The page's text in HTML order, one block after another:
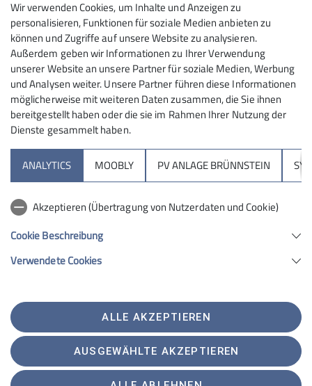
Maximale Teilnehmeranzahl
6
Sektion
Hochrieshütte
Sektion Rosenheim des Deutschen Alpenvereins e.V.
Telefon +4980312716030
Datenschutz-Einstellungen
Datenschutz
Impressum
Wir verwenden Cookies, um Inhalte und Anzeigen zu
personalisieren, Funktionen für soziale Medien anbieten zu
können und Zugriffe auf unsere Website zu analysieren.
Außerdem geben wir Informationen zu Ihrer Verwendung
unserer Website an unsere Partner für soziale Medien, Werbung
und Analysen weiter. Unsere Partner führen diese Informationen
möglicherweise mit weiteren Daten zusammen, die Sie ihnen
bereitgestellt haben oder die sie im Rahmen Ihrer Nutzung der
Dienste gesammelt haben.
ANALYTICS MOOBLY PV ANLAGE BRÜNNSTEIN
Akzeptieren (Übertragung von Nutzerdaten und Cookie)
Cookie Beschreibung
Verwendete Cookies
ALLE AKZEPTIEREN
AUSGEWÄHLTE AKZEPTIEREN